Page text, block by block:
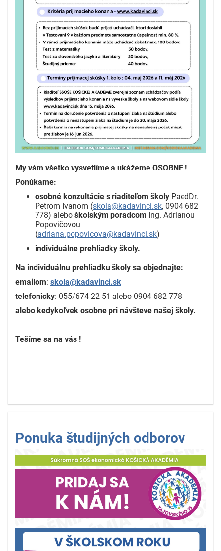
My vám všetko vysvetlíme a ukážeme OSOBNE !
Ponúkame:
osobné konzultácie s riaditeľom školy PaedDr.
Petrom Ivanom (skola@kadavinci.sk, 0904 682
778) alebo školským poradcom Ing. Adrianou
Popovičovou
(adriana.popovicova@kadavinci.sk)
individuálne prehliadky školy.
Na individuálnu prehliadku školy sa objednajte:
emailom: skola@kadavinci.sk
telefonicky: 055/674 22 51 alebo 0904 682 778
alebo kedykoľvek osobne pri návšteve našej školy.
Tešíme sa na vás !
Ponuka študijných odborov